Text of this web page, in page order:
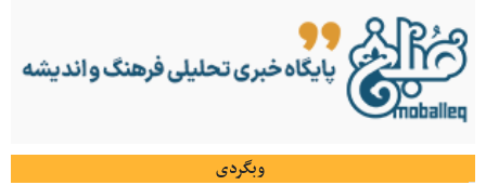
وبگردی